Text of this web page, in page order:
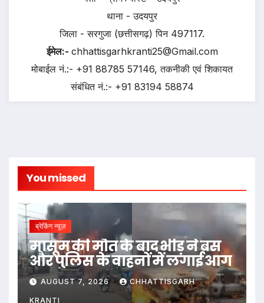
थाना - उदयपुर
जिला - सरगुजा (छत्तीसगढ़) पिन 497117.
ईमेल:- chhattisgarhkranti25@Gmail.com
मोबाईल नं.:- +91 88785 57146, तकनीकी एवं शिकायत
संबंधित नं.:- +91 83194 58874
You missed
ब्रेकिंग न्यूज़
मासूम की मौत के बाद भीड़ ने बस
और पुलिस के वाहनों में लगाई आग
AUGUST 7, 2026 CHHATTISGARH
KRANTI